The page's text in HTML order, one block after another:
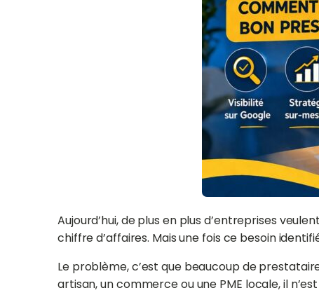
Aujourd’hui, de plus en plus d’entreprises
chiffre d’affaires. Mais une fois ce besoin
Le problème, c’est que beaucoup de
artisan, un commerce ou une PME locale, il